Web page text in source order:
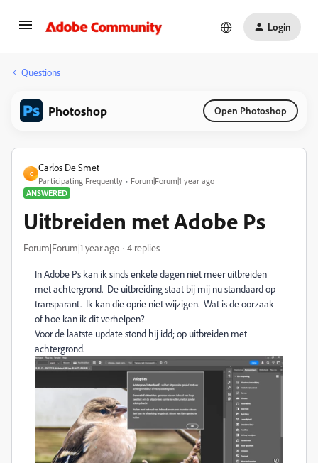
Login
Questions
Photoshop Open Photoshop
C
Carlos De Smet
Participating Frequently
Forum|Forum|1 year ago
ANSWERED
Uitbreiden met Adobe Ps
Forum|Forum|1 year ago 4 replies
In Adobe Ps kan ik sinds enkele dagen niet meer uitbreiden
met achtergrond. De uitbreiding staat bij mij nu standaard op
transparant. Ik kan die oprie niet wijzigen. Wat is de oorzaak
of hoe kan ik dit verhelpen?
Voor de laatste update stond hij idd; op uitbreiden met
achtergrond.